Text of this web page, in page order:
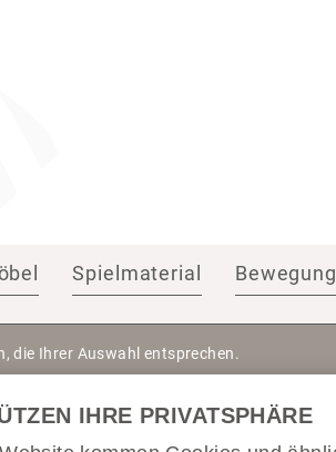
Spielmaterial Bewegung
die Ihrer Auswahl entsprechen.